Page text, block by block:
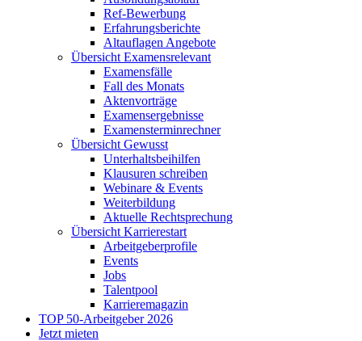
Ref-Bewerbung
Erfahrungsberichte
Altauflagen Angebote
Übersicht Examensrelevant
Examensfälle
Fall des Monats
Aktenvorträge
Examensergebnisse
Examensterminrechner
Übersicht Gewusst
Unterhaltsbeihilfen
Klausuren schreiben
Webinare & Events
Weiterbildung
Aktuelle Rechtsprechung
Übersicht Karrierestart
Arbeitgeberprofile
Events
Jobs
Talentpool
Karrieremagazin
TOP 50-Arbeitgeber 2026
Jetzt mieten